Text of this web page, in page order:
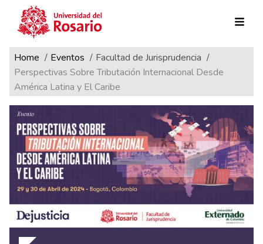
Pasar al contenido principal
Ruta de navegación
Home Eventos
Facultad de Jurisprudencia
Perspectivas Sobre Tributación Internacional Desde
América Latina y El Caribe